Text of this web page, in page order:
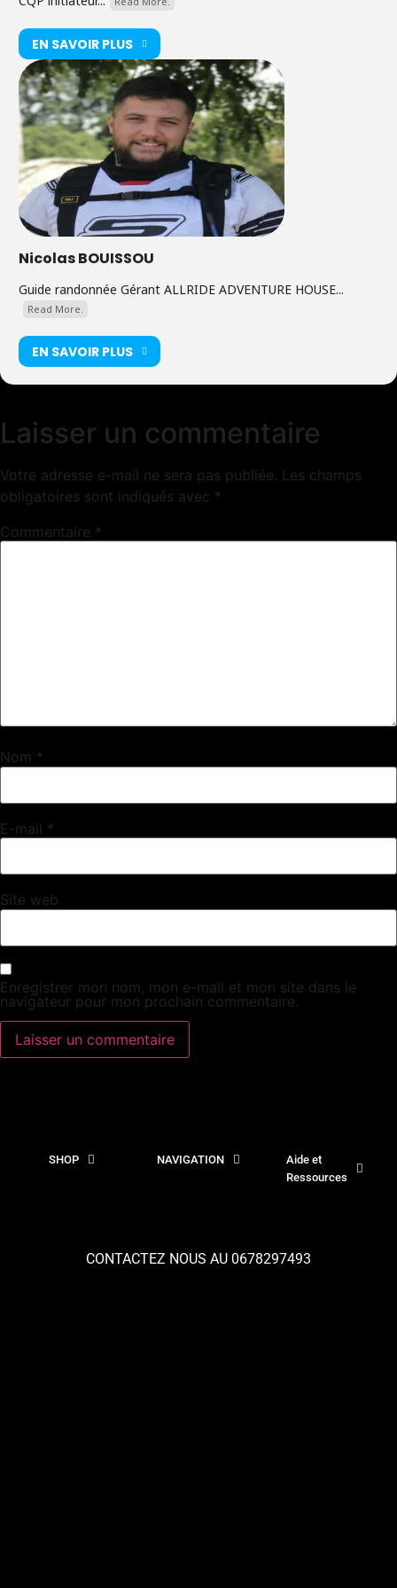
EN SAVOIR PLUS
Nicolas BOUISSOU
Guide randonnée Gérant ALLRIDE ADVENTURE HOUSE...
Read More.
EN SAVOIR PLUS
Laisser un commentaire
Votre adresse e-mail ne sera pas publiée. Les champs
obligatoires sont indiqués avec *
Commentaire *
Nom *
E-mail *
Site web
Enregistrer mon nom, mon e-mail et mon site dans le
navigateur pour mon prochain commentaire.
SHOP NAVIGATION
Aide et
Ressources
CONTACTEZ NOUS AU 0678297493